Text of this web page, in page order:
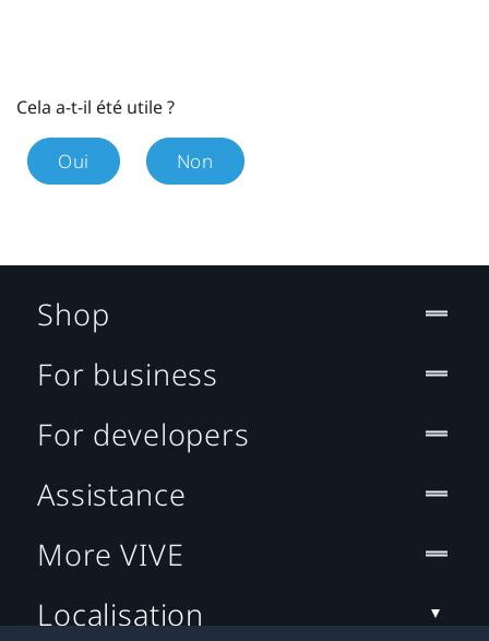
Cela a-t-il été utile ?
Oui Non
Shop
For business
For developers
Assistance
More VIVE
Localisation